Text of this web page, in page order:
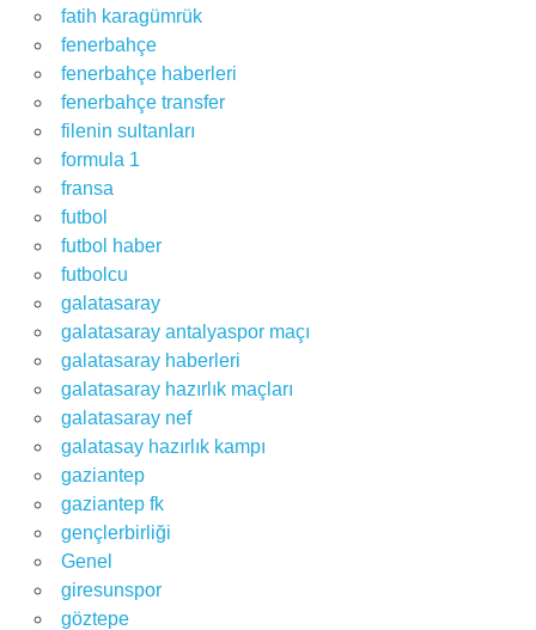
fatih karagümrük
fenerbahçe
fenerbahçe haberleri
fenerbahçe transfer
filenin sultanları
formula 1
fransa
futbol
futbol haber
futbolcu
galatasaray
galatasaray antalyaspor maçı
galatasaray haberleri
galatasaray hazırlık maçları
galatasaray nef
galatasay hazırlık kampı
gaziantep
gaziantep fk
gençlerbirliği
Genel
giresunspor
göztepe